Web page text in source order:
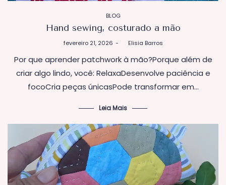
POSTADO
BLOG
Hand sewing, costurado a mão
Postado
fevereiro 21, 2026 Elisia Barros
Por que aprender patchwork à mão?Porque além de
criar algo lindo, você: RelaxaDesenvolve paciência e
focoCria peças únicasPode transformar em…
Leia Mais